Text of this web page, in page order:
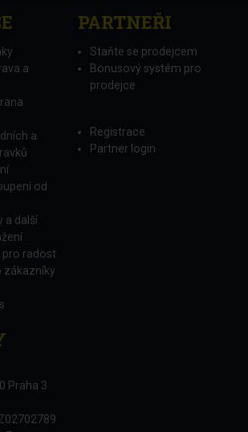
a
a
od
a další
pro radost
zákazníky
PARTNEŘI
Staňte se prodejcem
Bonusový systém pro
prodejce
Registrace
Partner login
Praha 3